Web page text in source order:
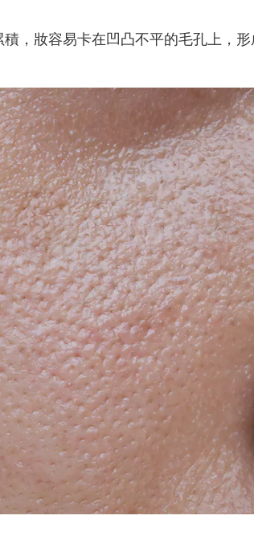
，妝容易卡在凹凸不平的毛孔上，